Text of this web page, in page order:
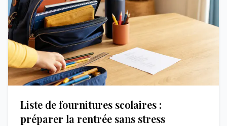
Liste de fournitures scolaires :
préparer la rentrée sans stress